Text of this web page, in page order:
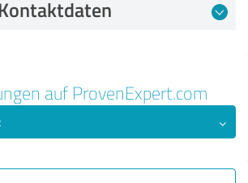
Kontaktdaten
auf ProvenExpert.com